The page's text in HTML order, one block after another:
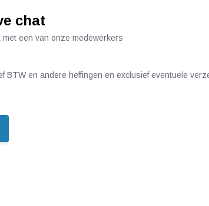
chat
met een van onze medewerkers
BTW en andere heffingen en exclusief eventuele